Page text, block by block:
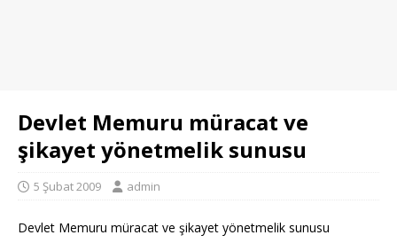
Devlet Memuru müracat ve
şikayet yönetmelik sunusu
5 Şubat 2009 admin
Devlet Memuru müracat ve şikayet yönetmelik sunusu